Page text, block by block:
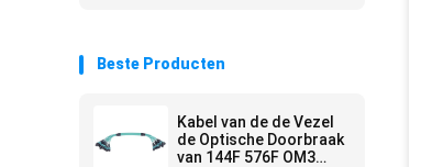
Beste Producten
Kabel van de de Vezel
de Optische Doorbraak
van 144F 576F OM3